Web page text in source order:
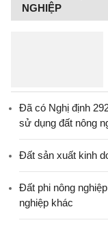
NGHIỆP
Đã có Nghị định
sử dụng đất nông
Đất sản xuất kinh
Đất phi nông
nghiệp khác